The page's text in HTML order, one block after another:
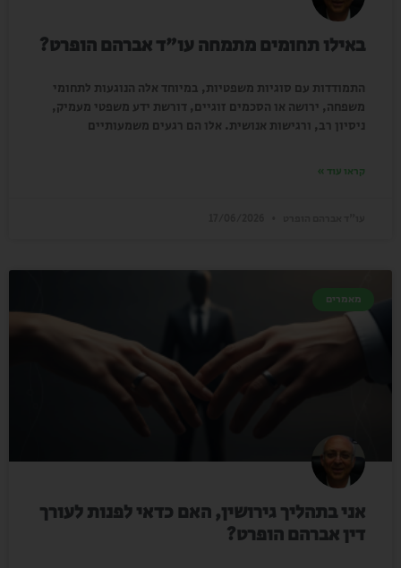
באילו תחומים מתמחה עו"ד אברהם הופרט?
התמודדות עם סוגיות משפטיות, במיוחד אלה הנוגעות לתחומי
משפחה, ירושה או הסכמים זוגיים, דורשת ידע משפטי מעמיק,
ניסיון רב, ורגישות אנושית. אלו הם רגעים משמעותיים
קראו עוד »
מאמרים
אני בתהליך גירושין, האם כדאי לפנות לעורך
דין אברהם הופרט?